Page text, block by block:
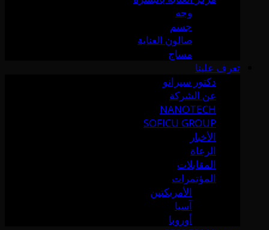
وجه
جسم
صالون العناية
مساج
تعرف علينا
دكتور سيرانو
عن الشركة
NANOTECH
SOFICU GROUP
الأخبار
الرعاة
المقابلات
المؤتمرات
الأمريكتين
آسيا
أوروبا